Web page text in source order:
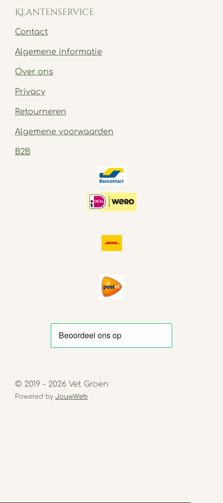
Klantenservice
Contact
Algemene informatie
Over ons
Privacy
Retourneren
Algemene voorwaarden
B2B
© 2019 - 2026 Vet Groen
Powered by JouwWeb